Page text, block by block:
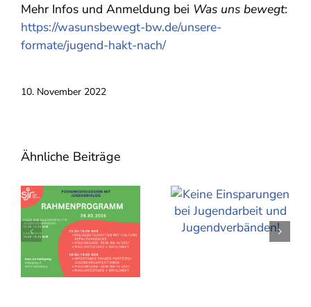
Mehr Infos und Anmeldung bei Was uns bewegt:
https://wasunsbewegt-bw.de/unsere-
formate/jugend-hakt-nach/
10. November 2022
Ähnliche Beiträge